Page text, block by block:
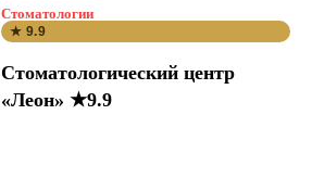
Стоматологии
★ 9.9
Стоматологический центр
«Леон» ★9.9